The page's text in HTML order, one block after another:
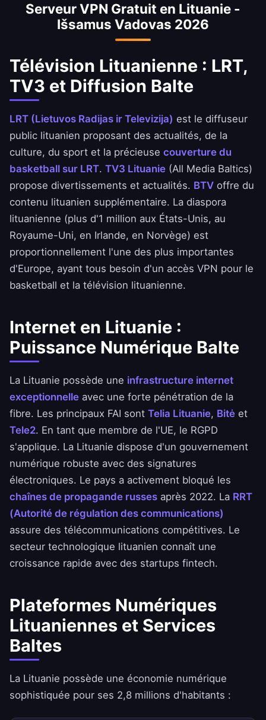
des commentaires lituaniens. Notre VPN offre
un accès instantané pour la communauté
lituanienne mondiale.
Serveur VPN Gratuit en Lituanie -
Išsamus Vadovas 2026
Télévision Lituanienne : LRT,
TV3 et Diffusion Balte
LRT (Lietuvos Radijas ir Televizija) est le diffuseur
public lituanien proposant des actualités, de la
culture, du sport et la précieuse couverture du
basketball sur LRT. TV3 Lituanie (All Media Baltics)
propose divertissements et actualités. BTV offre du
contenu lituanien supplémentaire. La diaspora
lituanienne (plus d'1 million aux États-Unis, au
Royaume-Uni, en Irlande, en Norvège) est
proportionnellement l'une des plus importantes
d'Europe, ayant tous besoin d'un accès VPN pour le
basketball et la télévision lituanienne.
Internet en Lituanie :
Puissance Numérique Balte
La Lituanie possède une infrastructure internet
exceptionnelle avec une forte pénétration de la
fibre. Les principaux FAI sont Telia Lituanie, Bitė et
Tele2. En tant que membre de l'UE, le RGPD
s'applique. La Lituanie dispose d'un gouvernement
numérique robuste avec des signatures
électroniques. Le pays a activement bloqué les
chaînes de propagande russes après 2022. La RRT
(Autorité de régulation des communications)
assure des télécommunications compétitives. Le
secteur technologique lituanien connaît une
croissance rapide avec des startups fintech.
Plateformes Numériques
Lituaniennes et Services
Baltes
La Lituanie possède une économie numérique
sophistiquée pour ses 2,8 millions d'habitants :